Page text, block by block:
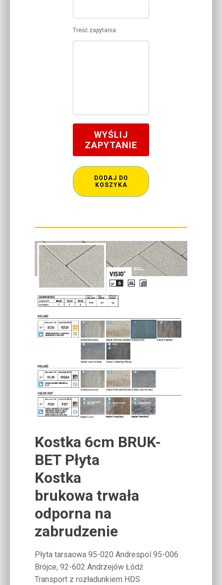
Treść zapytania:
WYŚLIJ
ZAPYTANIE
DODAJ DO
KOSZYKA
Kostka 6cm BRUK-
BET Płyta
Kostka
brukowa trwała
odporna na
zabrudzenie
Płyta tarsaowa 95-020 Andrespol 95-006
Brójce, 92-602 Andrzejów Łódź
Transport z rozładunkiem HDS